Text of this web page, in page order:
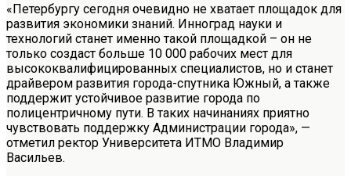
«Петербургу сегодня очевидно не хватает площадок для
развития экономики знаний. Инноград науки и
технологий станет именно такой площадкой – он не
только создаст больше 10 000 рабочих мест для
высококвалифицированных специалистов, но и станет
драйвером развития города-спутника Южный, а также
поддержит устойчивое развитие города по
полицентричному пути. В таких начинаниях приятно
чувствовать поддержку Администрации города», —
отметил ректор Университета ИТМО Владимир
Васильев.